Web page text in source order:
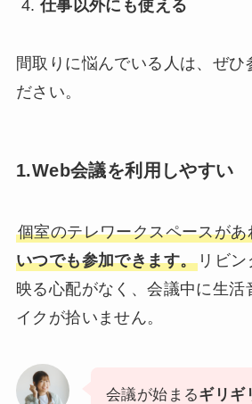
仕事以外にも使える
間取りに悩んでいる人は、ぜひ
ださい。
1.Web会議を利用しやすい
個室のテレワークスペースがあ
いつでも参加できます。 リビ
映る心配がなく、会議中に生活
イクが拾いません。
会議が始まるギリギ